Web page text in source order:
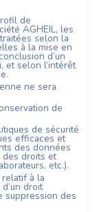
de
AGHEIL, les
selon la
à la mise en
d’un
et selon l’intérêt
ne sera
de
de sécurité
efficaces et
des données
des droits et
etc.).
à la
droit
suppression des